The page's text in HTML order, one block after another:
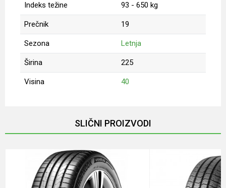
Indeks težine 93 - 650 kg
Prečnik 19
Sezona Letnja
Širina 225
Visina 40
Poruka
SLIČNI PROIZVODI